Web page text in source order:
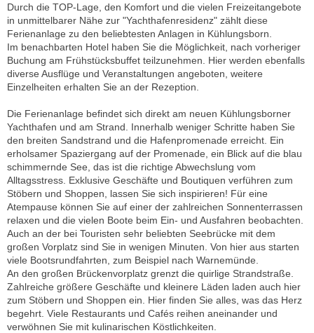
Durch die TOP-Lage, den Komfort und die vielen Freizeitangebote
in unmittelbarer Nähe zur "Yachthafenresidenz" zählt diese
Ferienanlage zu den beliebtesten Anlagen in Kühlungsborn.
Im benachbarten Hotel haben Sie die Möglichkeit, nach vorheriger
Buchung am Frühstücksbuffet teilzunehmen. Hier werden ebenfalls
diverse Ausflüge und Veranstaltungen angeboten, weitere
Einzelheiten erhalten Sie an der Rezeption.
Die Ferienanlage befindet sich direkt am neuen Kühlungsborner
Yachthafen und am Strand. Innerhalb weniger Schritte haben Sie
den breiten Sandstrand und die Hafenpromenade erreicht. Ein
erholsamer Spaziergang auf der Promenade, ein Blick auf die blau
schimmernde See, das ist die richtige Abwechslung vom
Alltagsstress. Exklusive Geschäfte und Boutiquen verführen zum
Stöbern und Shoppen, lassen Sie sich inspirieren! Für eine
Atempause können Sie auf einer der zahlreichen Sonnenterrassen
relaxen und die vielen Boote beim Ein- und Ausfahren beobachten.
Auch an der bei Touristen sehr beliebten Seebrücke mit dem
großen Vorplatz sind Sie in wenigen Minuten. Von hier aus starten
viele Bootsrundfahrten, zum Beispiel nach Warnemünde.
An den großen Brückenvorplatz grenzt die quirlige Strandstraße.
Zahlreiche größere Geschäfte und kleinere Läden laden auch hier
zum Stöbern und Shoppen ein. Hier finden Sie alles, was das Herz
begehrt. Viele Restaurants und Cafés reihen aneinander und
verwöhnen Sie mit kulinarischen Köstlichkeiten.